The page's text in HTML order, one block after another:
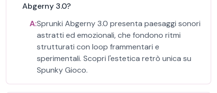
Abgerny 3.0?
A:Sprunki Abgerny 3.0 presenta paesaggi sonori
astratti ed emozionali, che fondono ritmi
strutturati con loop frammentari e
sperimentali. Scopri l'estetica retrò unica su
Spunky Gioco.